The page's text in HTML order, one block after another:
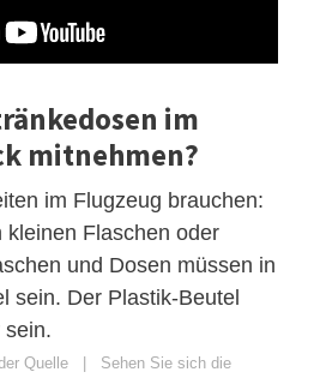
im
mitnehmen?
im Flugzeug brauchen:
kleinen Flaschen oder
und Dosen müssen in
sein. Der Plastik-Beutel
sein.
Quelle | Sehen Sie sich die